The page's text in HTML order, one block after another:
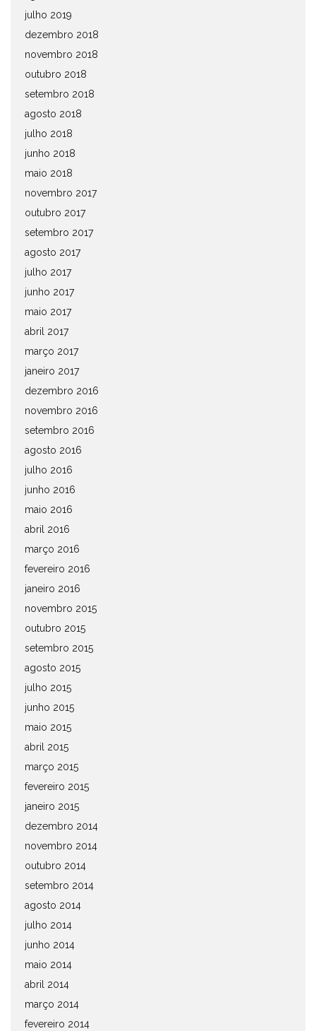
julho 2019
dezembro 2018
novembro 2018
outubro 2018
setembro 2018
agosto 2018
julho 2018
junho 2018
maio 2018
novembro 2017
outubro 2017
setembro 2017
agosto 2017
julho 2017
junho 2017
maio 2017
abril 2017
março 2017
janeiro 2017
dezembro 2016
novembro 2016
setembro 2016
agosto 2016
julho 2016
junho 2016
maio 2016
abril 2016
março 2016
fevereiro 2016
janeiro 2016
novembro 2015
outubro 2015
setembro 2015
agosto 2015
julho 2015
junho 2015
maio 2015
abril 2015
março 2015
fevereiro 2015
janeiro 2015
dezembro 2014
novembro 2014
outubro 2014
setembro 2014
agosto 2014
julho 2014
junho 2014
maio 2014
abril 2014
março 2014
fevereiro 2014